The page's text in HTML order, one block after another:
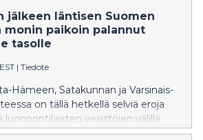
jälkeen läntisen Suomen
monin paikoin palannut
tasolle
| Tiedote
Hämeen, Satakunnan ja Varsinais-
on tällä hetkellä selviä eroja
luonnontilaisten vesistöjen välillä.
vedenpinnat ovat